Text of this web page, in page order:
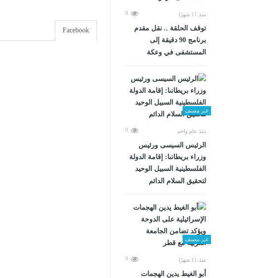
منذ 11 شهرًا 0
توقف الحلقة .. نقل مقدم
برنامج 90 دقيقة إلى
المستشفى في وعكة
غير مصنف
منذ عام واحد 0
الرئيس السيسى ورئيس
وزراء بريطانىا: إقامة الدولة
الفلسطينية السبيل الوحيد
لتحقيق السلام الدائم
غير مصنف
منذ 11 شهرًا 0
أبو الغيط يدين الهجمات
Facebook